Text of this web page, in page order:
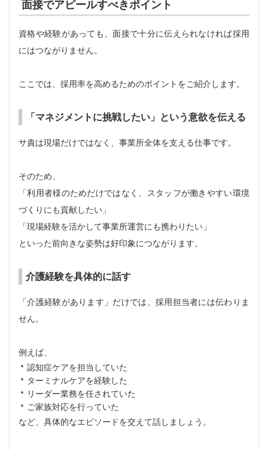
面接でアピールすべきポイント
資格や経験があっても、面接で十分に伝えられなければ採用
にはつながりません。
ここでは、採用率を高めるためのポイントをご紹介します。
「マネジメントに挑戦したい」という意欲を伝える
サ責は現場だけではなく、事業所全体を支える仕事です。
そのため、
「利用者様のためだけではなく、スタッフが働きやすい環境
づくりにも貢献したい」
「現場経験を活かして事業所運営にも携わりたい」
といった前向きな姿勢は好印象につながります。
介護経験を具体的に話す
「介護経験があります」だけでは、採用担当者には伝わりま
せん。
例えば、
認知症ケアを担当していた
ターミナルケアを経験した
リーダー業務を任されていた
ご家族対応を行っていた
など、具体的なエピソードを交えて話しましょう。